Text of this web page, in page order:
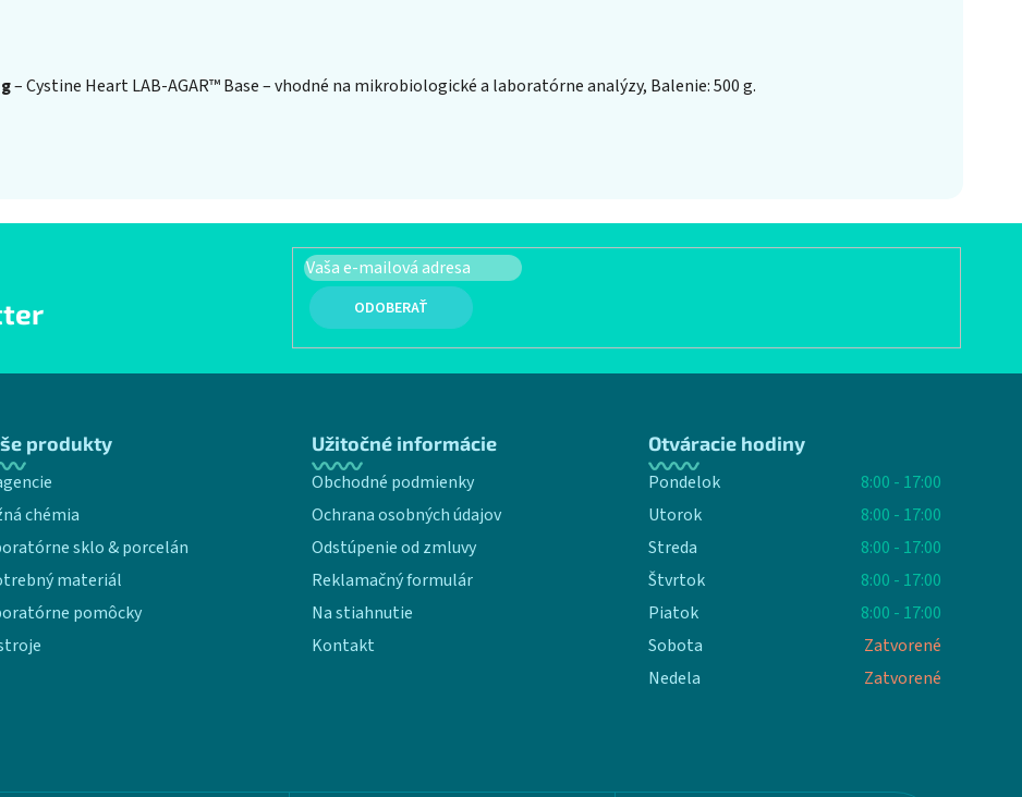
– Cystine Heart LAB-AGAR™ Base – vhodné na mikrobiologické a laboratórne analýzy, Balenie: 500 g.
PRIHLÁSIŤ SA
produkty
chémia
sklo & porcelán
materiál
pomôcky
Užitočné informácie
Obchodné podmienky
Ochrana osobných údajov
Odstúpenie od zmluvy
Reklamačný formulár
Na stiahnutie
Kontakt
Otváracie hodiny
Pondelok
8:00 - 17:00
Utorok
8:00 - 17:00
Streda
8:00 - 17:00
Štvrtok
8:00 - 17:00
Piatok
8:00 - 17:00
Sobota
Zatvorené
Nedela
Zatvorené